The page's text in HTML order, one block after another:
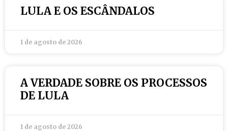
LULA E OS ESCÂNDALOS
1 de agosto de 2026
A VERDADE SOBRE OS PROCESSOS
DE LULA
1 de agosto de 2026